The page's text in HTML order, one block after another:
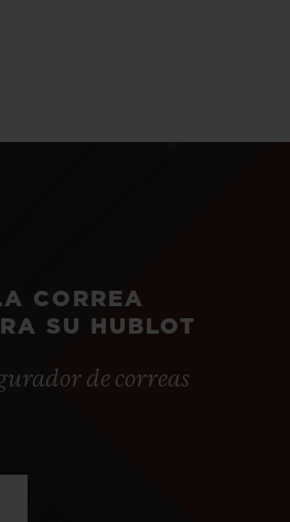
CORREA
SU HUBLOT
de correas